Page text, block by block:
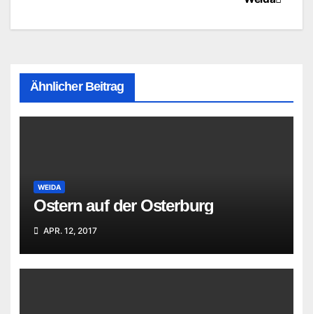
Ähnlicher Beitrag
WEIDA
Ostern auf der Osterburg
APR. 12, 2017